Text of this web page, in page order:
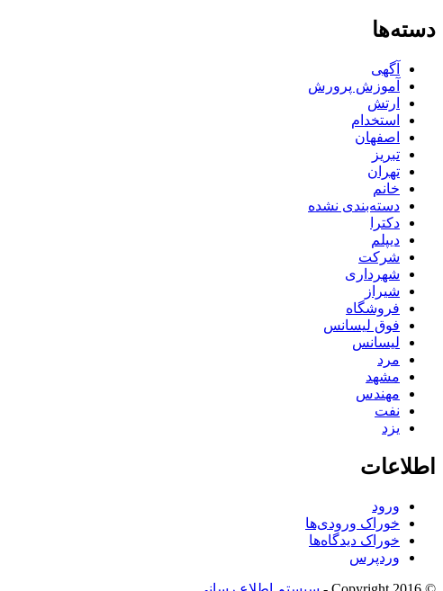
دسته‌ها
آگهی
آموزش پرورش
ارتش
استخدام
اصفهان
تبریز
تهران
خانم
دسته‌بندی نشده
دکترا
دیپلم
شرکت
شهرداری
شیراز
فروشگاه
فوق لیسانس
لیسانس
مرد
مشهد
مهندس
نفت
یزد
اطلاعات
ورود
خوراک ورودی‌ها
خوراک دیدگاه‌ها
وردپرس